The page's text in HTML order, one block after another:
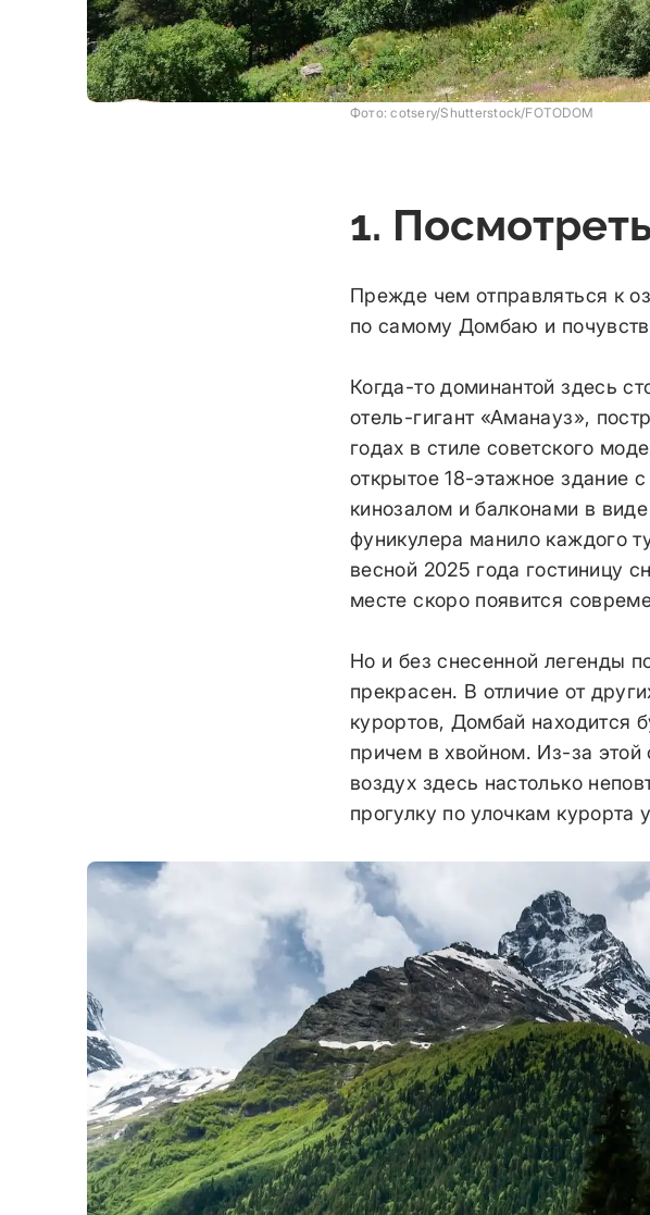
Фото: cotsery/Shutterstock/FOTODOM
1.
Прежде чем отправляться к
по самому Домбаю и
Когда-то доминантой здесь
отель-гигант «Аманауз»,
годах в стиле советского
открытое 18-этажное здание
кинозалом и балконами в
фуникулера манило каждого
весной 2025 года гостиницу
месте скоро появится
Но и без снесенной легенды
прекрасен. В отличие от
курортов, Домбай находится
причем в хвойном. Из-за этой
воздух здесь настолько
прогулку по улочкам курорта